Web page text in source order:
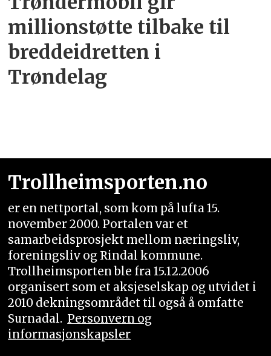
millionstøtte tilbake til
breddeidretten i
Trøndelag
Trollheimsporten.no
er en nettportal, som kom på lufta 15.
november 2000. Portalen var et
samarbeidsprosjekt mellom næringsliv,
foreningsliv og Rindal kommune.
Trollheimsporten ble fra 15.12.2006
organisert som et aksjeselskap og utvidet i
2010 dekningsområdet til også å omfatte
Surnadal. Personvern og
informasjonskapsler